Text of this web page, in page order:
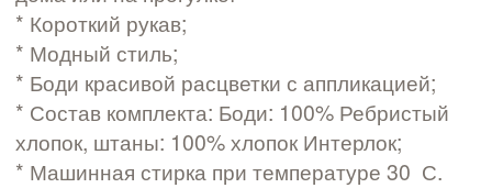
* Короткий рукав;
* Модный стиль;
* Боди красивой расцветки с аппликацией;
* Состав комплекта: Боди: 100% Ребристый
хлопок, штаны: 100% хлопок Интерлок;
* Машинная стирка при температуре 30 С.